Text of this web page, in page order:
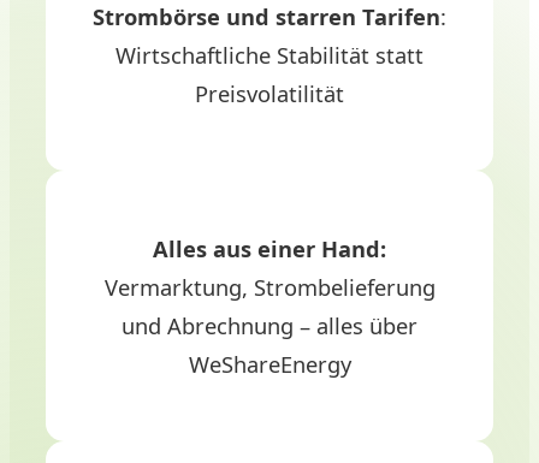
Strombörse und starren Tarifen:
Wirtschaftliche Stabilität statt
Preisvolatilität
Alles aus einer Hand:
Vermarktung, Strombelieferung
und Abrechnung – alles über
WeShareEnergy